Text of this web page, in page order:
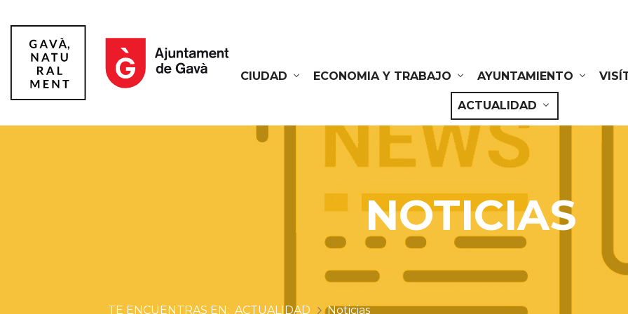
CIUDAD
ECONOMIA Y TRABAJO AYUNTAMIENTO
ACTUALIDAD
NOTICIAS
ACTUALIDAD Noticias